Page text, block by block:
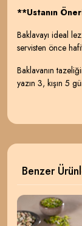
**Ustanın
Baklavayı ideal
servisten önce
Baklavanın
yazın 3, kışın 5
Benzer